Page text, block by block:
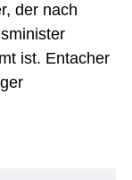
der nach
ist. Entacher